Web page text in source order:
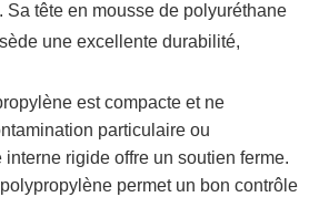
Sa tête en mousse de polyuréthane
une excellente durabilité,
est compacte et ne
particulaire ou
rigide offre un soutien ferme.
permet un bon contrôle